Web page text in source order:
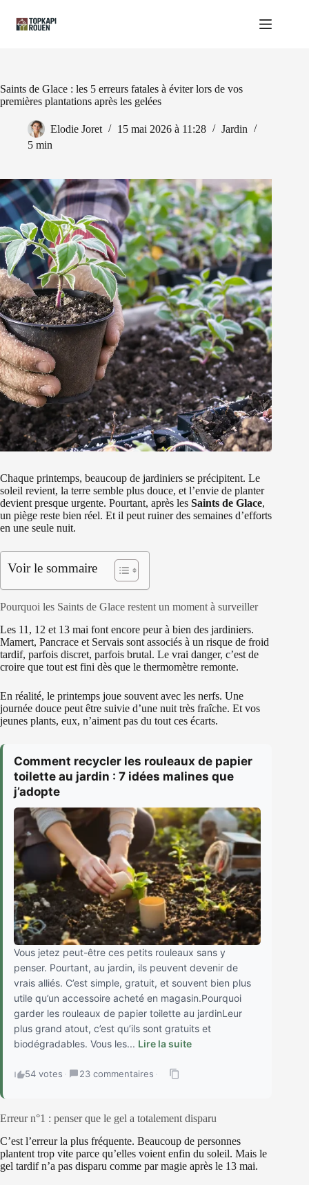
contenu
Saints de Glace : les 5 erreurs fatales à éviter lors de vos
premières plantations après les gelées
Elodie Joret 15 mai 2026 à 11:28
Jardin
5 min
Chaque printemps, beaucoup de jardiniers se précipitent. Le
soleil revient, la terre semble plus douce, et l’envie de planter
devient presque urgente. Pourtant, après les Saints de Glace,
un piège reste bien réel. Et il peut ruiner des semaines d’efforts
en une seule nuit.
Voir le sommaire
Pourquoi les Saints de Glace restent un moment à surveiller
Les 11, 12 et 13 mai font encore peur à bien des jardiniers.
Mamert, Pancrace et Servais sont associés à un risque de froid
tardif, parfois discret, parfois brutal. Le vrai danger, c’est de
croire que tout est fini dès que le thermomètre remonte.
En réalité, le printemps joue souvent avec les nerfs. Une
journée douce peut être suivie d’une nuit très fraîche. Et vos
jeunes plants, eux, n’aiment pas du tout ces écarts.
Comment recycler les rouleaux de papier
toilette au jardin : 7 idées malines que
j’adopte
Vous jetez peut-être ces petits rouleaux sans y
penser. Pourtant, au jardin, ils peuvent devenir de
vrais alliés. C’est simple, gratuit, et souvent bien plus
utile qu’un accessoire acheté en magasin.Pourquoi
garder les rouleaux de papier toilette au jardinLeur
plus grand atout, c’est qu’ils sont gratuits et
biodégradables. Vous les... Lire la suite
54 votes · 23 commentaires ·
Erreur n°1 : penser que le gel a totalement disparu
C’est l’erreur la plus fréquente. Beaucoup de personnes
plantent trop vite parce qu’elles voient enfin du soleil. Mais le
gel tardif n’a pas disparu comme par magie après le 13 mai.